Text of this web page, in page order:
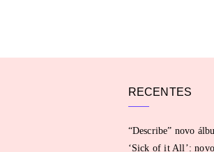
RECENTES
“Describe” novo
‘Sick of it All’: